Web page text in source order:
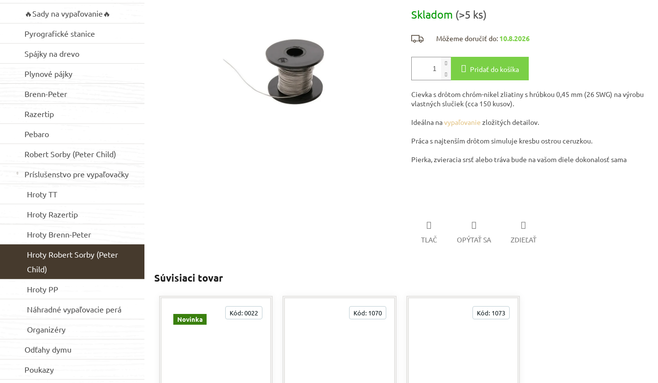
a
🔥Sady na vypaľovanie🔥
Pyrografické stanice
Spájky na drevo
Plynové pájky
Brenn-Peter
Razertip
Pebaro
Robert Sorby (Peter Child)
Príslušenstvo pre vypaľovačky
Hroty TT
Hroty Razertip
Hroty Brenn-Peter
Hroty Robert Sorby (Peter
Child)
Hroty PP
Náhradné vypaľovacie perá
Organizéry
Odťahy dymu
Poukazy
cena:
Skladom (>5 ks)
Môžeme doručiť do: 10.8.2026
Pridať do košíka
Cievka s drôtom chróm-nikel zliatiny s hrúbkou 0,45 mm (26 SWG) na výrobu
vlastných slučiek (cca 150 kusov).
Ideálna navypaľovanie zložitých detailov.
Práca s najtenším drôtom simuluje kresbu ostrou ceruzkou.
Pierka, zvieracia srsť alebo tráva bude na vašom diele dokonalosť sama
TLAČ OPÝTAŤ SA ZDIEĽAŤ
Súvisiaci tovar
Novinka
Kód:0022 Kód: 1070 Kód: 1073